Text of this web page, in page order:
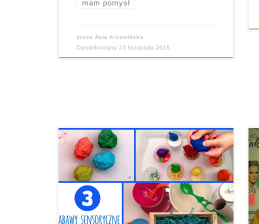
mam pomysł
przezAsia Krzemińska
Opublikowano 23 listopada 2015
<Skład Dobrych Wartości> na dobre
zagościł we wpisach gościnnych u
Zakręconego Belfra 🙂 Zapraszam na
kolejną porcję zabaw od Dominika.
Piankowa ciastolina Jedyne do czego
musisz się przygotować to bałagan. Jest